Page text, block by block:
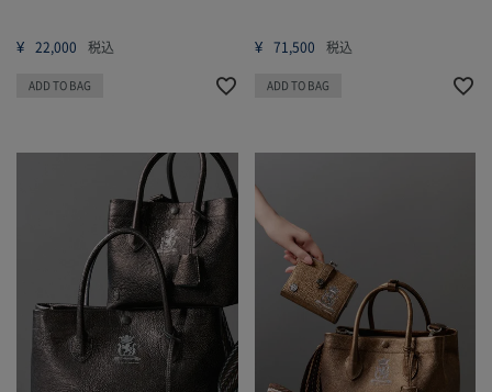
¥ 22,000 税込
ADD TO BAG
¥ 71,500 税込
ADD TO BAG